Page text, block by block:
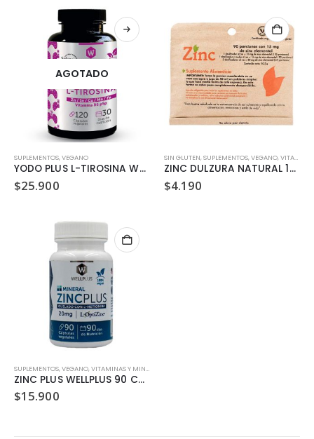
AGOTADO
SUPLEMENTOS,VEGANO
YODO PLUS L-TIROSINA WELLPLUS 120 CAPSULAS
$25.900
SIN GLUTEN,SUPLEMENTOS,VEGANO,VITAMINAS Y MINERALES
ZINC DULZURA NATURAL 10.5GR
$4.190
SUPLEMENTOS,VEGANO,VITAMINAS Y MINERALES
ZINC PLUS WELLPLUS 90 CAPSULAS
$15.900